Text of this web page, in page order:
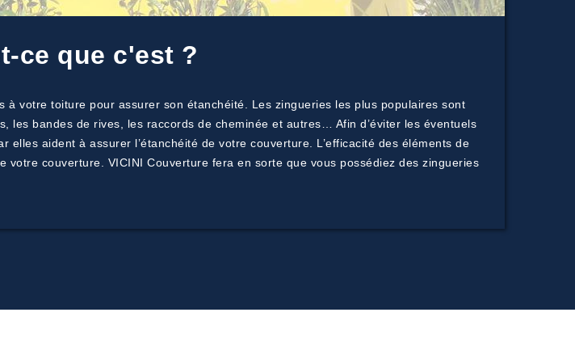
ce que c'est ?
votre toiture pour assurer son étanchéité. Les zingueries les plus populaires sont
les bandes de rives, les raccords de cheminée et autres… Afin d’éviter les éventuels
elles aident à assurer l’étanchéité de votre couverture. L’efficacité des éléments de
couverture. VICINI Couverture fera en sorte que vous possédiez des zingueries